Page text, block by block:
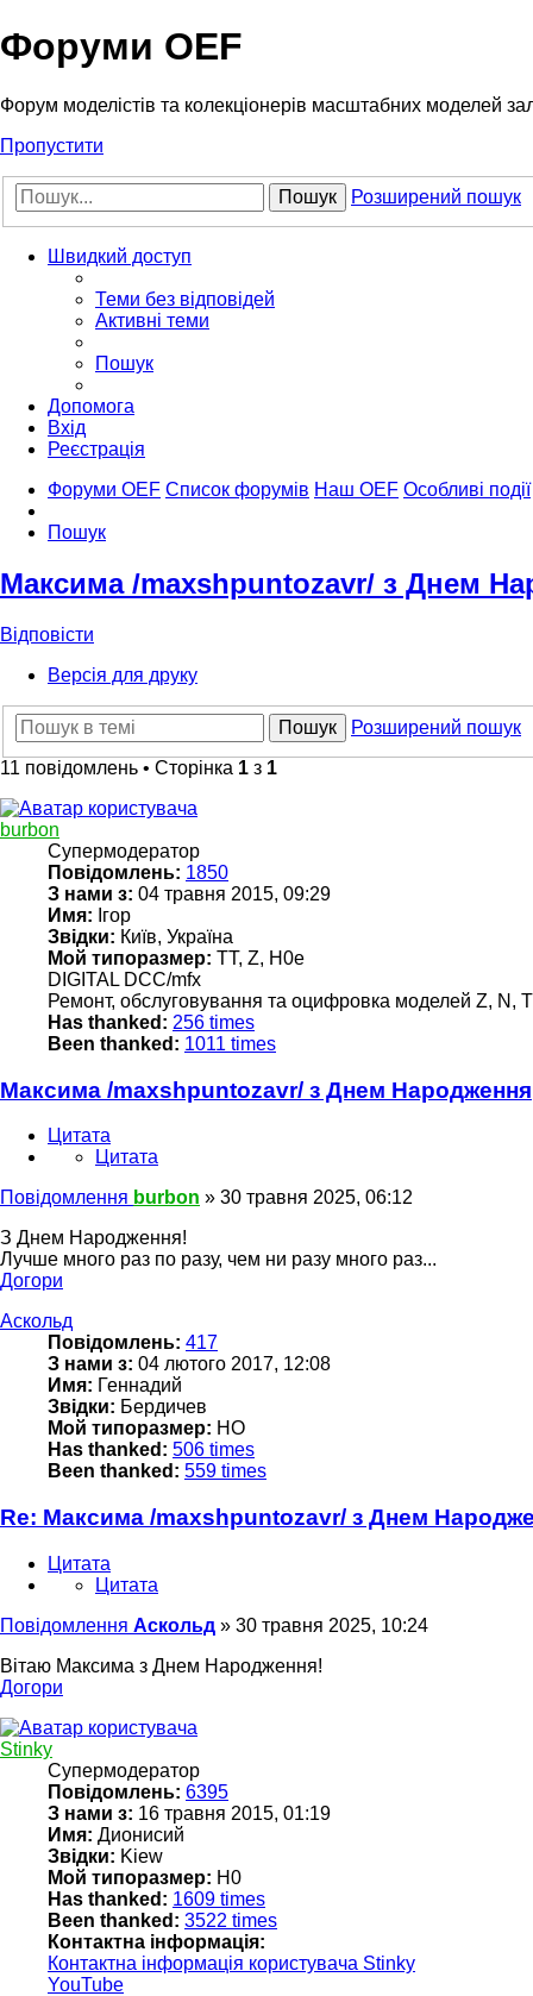
Форуми OEF
Форум моделістів та колекціонерів масштабних моделей
Пропустити
Пошук Розширений пошук
Швидкий доступ
Теми без відповідей
Активні теми
Пошук
Допомога
Вхід
Реєстрація
Форуми OEF Список форумів Наш OEF Особливі події
Пошук
Максима /maxshpuntozavr/ з Днем
Відповісти
Версія для друку
Пошук
Розширений пошук
11 повідомлень • Сторінка 1 з 1
burbon
Супермодератор
Повідомлень: 1850
З нами з: 04 травня 2015, 09:29
Имя: Ігор
Звідки: Київ, Україна
Мой типоразмер: TT, Z, H0e
DIGITAL DCC/mfx
Ремонт, обслуговування та оцифровка моделей Z, N,
Has thanked: 256 times
Been thanked: 1011 times
Максима /maxshpuntozavr/ з Днем Народження
Цитата
Цитата
Повідомлення burbon » 30 травня 2025, 06:12
З Днем Народження!
Лучше много раз по разу, чем ни разу много раз...
Догори
Аскольд
Повідомлень: 417
З нами з: 04 лютого 2017, 12:08
Имя: Геннадий
Звідки: Бердичев
Мой типоразмер: НО
Has thanked: 506 times
Been thanked: 559 times
Re: Максима /maxshpuntozavr/ з Днем
Цитата
Цитата
Повідомлення Аскольд » 30 травня 2025, 10:24
Вітаю Максима з Днем Народження!
Догори
Stinky
Супермодератор
Повідомлень: 6395
З нами з: 16 травня 2015, 01:19
Имя: Дионисий
Звідки: Kiew
Мой типоразмер: Н0
Has thanked: 1609 times
Been thanked: 3522 times
Контактна інформація:
Контактна інформація користувача Stinky
YouTube